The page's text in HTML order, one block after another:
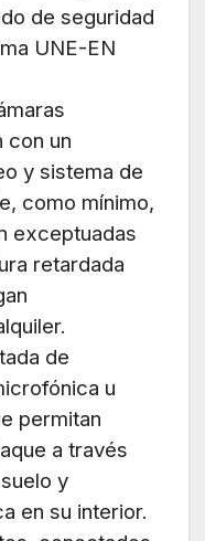
de seguridad
UNE-EN
con un
y sistema de
como mínimo,
exceptuadas
retardada
de
u
permitan
a través
y
en su interior.